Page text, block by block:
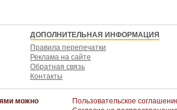
ДОПОЛНИТЕЛЬНАЯ ИНФОРМАЦИЯ
Правила перепечатки
Реклама на сайте
Обратная связь
Контакты
можно
Пользовательское